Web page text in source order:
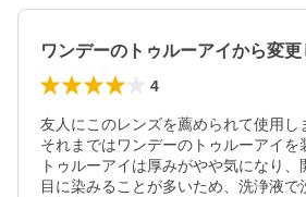
4
友人にこのレンズを薦められて使用し
それまではワンデーのトゥルーアイを
トゥルーアイは厚みがやや気になり、
目に染みることが多いため、洗浄液で